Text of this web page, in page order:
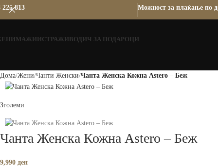
МАЖИИСТРАЖИВОДИЧ ЗА ПОДАРОЦИ
Дома Жени Чанти Женски Чанта Женска Кожна Astero – Беж
Зголеми
Чанта Женска Кожна Astero – Беж
9,990 ден
225 813 Можност за плаќање по